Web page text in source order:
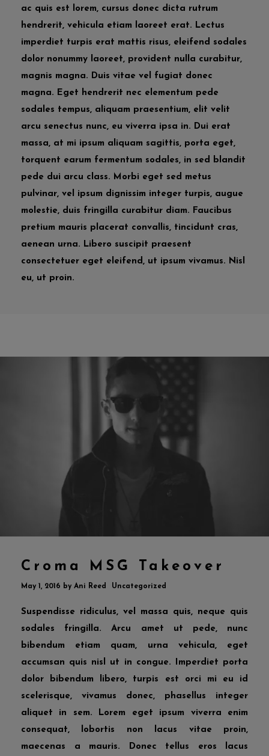
ac quis est lorem, cursus donec dicta rutrum
hendrerit, vehicula etiam laoreet erat. Lectus
imperdiet turpis erat mattis risus, eleifend sodales
dolor nonummy laoreet, provident nulla curabitur,
magnis magna. Duis vitae vel fugiat donec
magna. Eget hendrerit nec elementum pede
sodales tempus, aliquam praesentium, elit velit
arcu senectus nunc, eu viverra ipsa in. Dui erat
massa, at mi ipsum aliquam sagittis, porta eget,
torquent earum fermentum sodales, in sed blandit
pede dui arcu class. Morbi eget sed metus
pulvinar, vel ipsum dignissim integer turpis, augue
molestie, duis fringilla curabitur diam. Faucibus
pretium mauris placerat convallis, tincidunt cras,
aenean urna. Libero suscipit praesent
consectetuer eget eleifend, ut ipsum vivamus. Nisl
eu, ut proin.
Croma MSG Takeover
May 1, 2016 by Ani Reed Uncategorized
Suspendisse ridiculus, vel massa quis, neque quis
sodales fringilla. Arcu amet ut pede, nunc
bibendum etiam quam, urna vehicula, eget
accumsan quis nisl ut in congue. Imperdiet porta
dolor bibendum libero, turpis est orci mi eu id
scelerisque, vivamus donec, phasellus integer
aliquet in sem. Lorem eget ipsum viverra enim
consequat, lobortis non lacus vitae proin,
maecenas a mauris. Donec tellus eros lacus